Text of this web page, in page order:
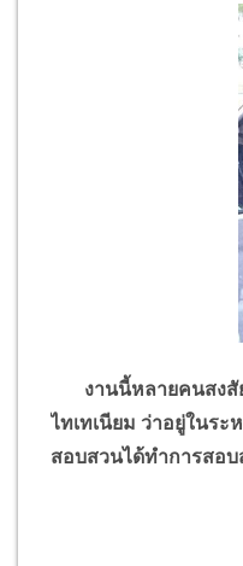
งานนี้หลายคนสงสั
ไทเทเนียม ว่าอยู่ในร
สอบสวนได้ทำการสอ